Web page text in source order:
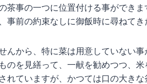
茶事の一つに位置付ける事ができま
事前の約束なしに御飯時に尋ねてき
んから、特に菜は用意していない
のを見繕って、一献を勧めつつ、
れていますが、かつては口の大きな